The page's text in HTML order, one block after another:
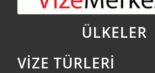
ÜLKELER
VIZE TÜRLERI